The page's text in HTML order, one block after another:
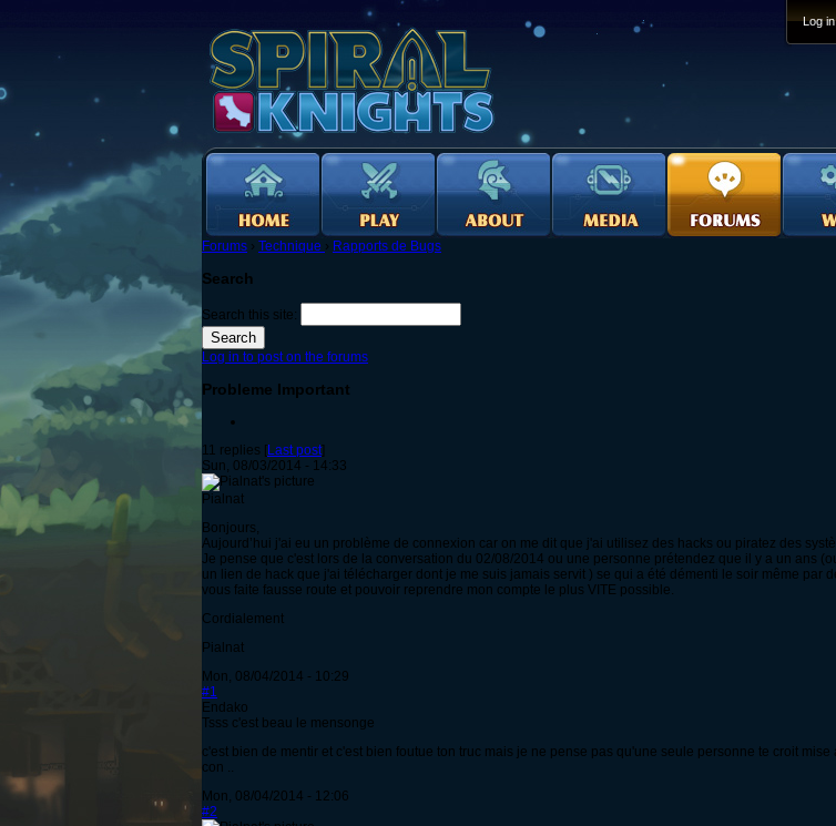
Log in
Forums › Technique › Rapports de Bugs
Search
Search this site:
Log in to post on the forums
Probleme Important
11 replies [Last post]
Sun, 08/03/2014 - 14:33
Pialnat
Bonjours,
Aujourd’hui j'ai eu un problème de connexion car on me dit que j'ai utilisez des hacks ou piratez des
Je pense que c'est lors de la conversation du 02/08/2014 ou une personne prétendez que il y a un ans
un lien de hack que j'ai télécharger dont je me suis jamais servit ) se qui a été démenti le soir même par
vous faite fausse route et pouvoir reprendre mon compte le plus VITE possible.
Cordialement
Pialnat
Mon, 08/04/2014 - 10:29
#1
Endako
Tsss c'est beau le mensonge
c'est bien de mentir et c'est bien foutue ton truc mais je ne pense pas qu'une seule personne te croit
con ..
Mon, 08/04/2014 - 12:06
#2